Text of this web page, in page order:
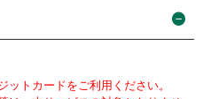
ットカードをご利用ください。